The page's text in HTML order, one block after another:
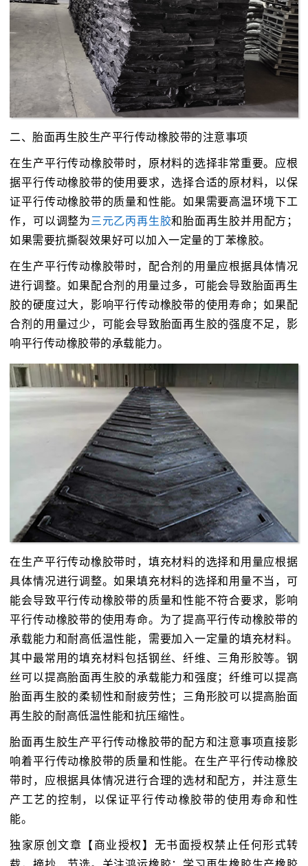
二、胎面再生胶生产平行传动橡胶带的注意事项
在生产平行传动橡胶带时，原材料的选择非常重要。应根
据平行传动橡胶带的使用要求，选择合适的原材料，以保
证平行传动橡胶带的质量和性能。如果需要高温环境下工
作，可以调整为三元乙丙再生胶和胎面再生胶并用配方；
如果需要抗撕裂效果好可以加入一定量的丁苯橡胶。
在生产平行传动橡胶带时，配合剂的用量应根据具体情况
进行调整。如果配合剂的用量过多，可能会导致胎面再生
胶的硬度过大，影响平行传动橡胶带的使用寿命；如果配
合剂的用量过少，可能会导致胎面再生胶的强度不足，影
响平行传动橡胶带的承载能力。
在生产平行传动橡胶带时，填充材料的选择和用量应根据
具体情况进行调整。如果填充材料的选择和用量不当，可
能会导致平行传动橡胶带的质量和性能不符合要求，影响
平行传动橡胶带的使用寿命。为了提高平行传动橡胶带的
承载能力和耐高低温性能，需要加入一定量的填充材料。
其中最常用的填充材料包括钢丝、纤维、三角形胶等。钢
丝可以提高胎面再生胶的承载能力和强度；纤维可以提高
胎面再生胶的柔韧性和耐疲劳性；三角形胶可以提高胎面
再生胶的耐高低温性能和抗压缩性。
胎面再生胶生产平行传动橡胶带的配方和注意事项直接影
响着平行传动橡胶带的质量和性能。在生产平行传动橡胶
带时，应根据具体情况进行合理的选材和配方，并注意生
产工艺的控制，以保证平行传动橡胶带的使用寿命和性
能。
独家原创文章【商业授权】无书面授权禁止任何形式转